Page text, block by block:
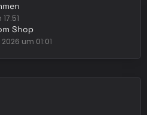
Shop
um 01:01